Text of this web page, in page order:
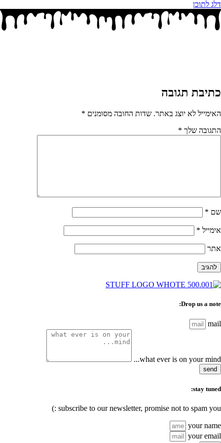
דלג לתוכן
כתיבת תגובה
האימייל לא יוצג באתר. שדות החובה מסומנים *
התגובה שלך *
שם *
אימייל *
אתר
Drop us a note:
mail
what ever is on your mind...
send
stay tuned:
subscribe to our newsletter, promise not to spam you :)
your name
your email